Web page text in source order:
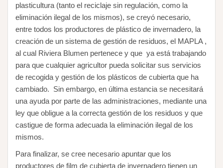
plasticultura (tanto el reciclaje sin regulación, como la
eliminación ilegal de los mismos), se creyó necesario,
entre todos los productores de plástico de invernadero, la
creación de un sistema de gestión de residuos, el MAPLA ,
al cual Riviera Blumen pertenece y que ya está trabajando
para que cualquier agricultor pueda solicitar sus servicios
de recogida y gestión de los plásticos de cubierta que ha
cambiado. Sin embargo, en última estancia se necesitará
una ayuda por parte de las administraciones, mediante una
ley que obligue a la correcta gestión de los residuos y que
castigue de forma adecuada la eliminación ilegal de los
mismos.
Para finalizar, se cree necesario apuntar que los
productores de film de cubierta de invernadero tienen un